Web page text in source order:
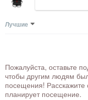
Лучшие
Пожалуйста, оставьте
чтобы другим людям
посещения! Расскажите
планирует посещение.